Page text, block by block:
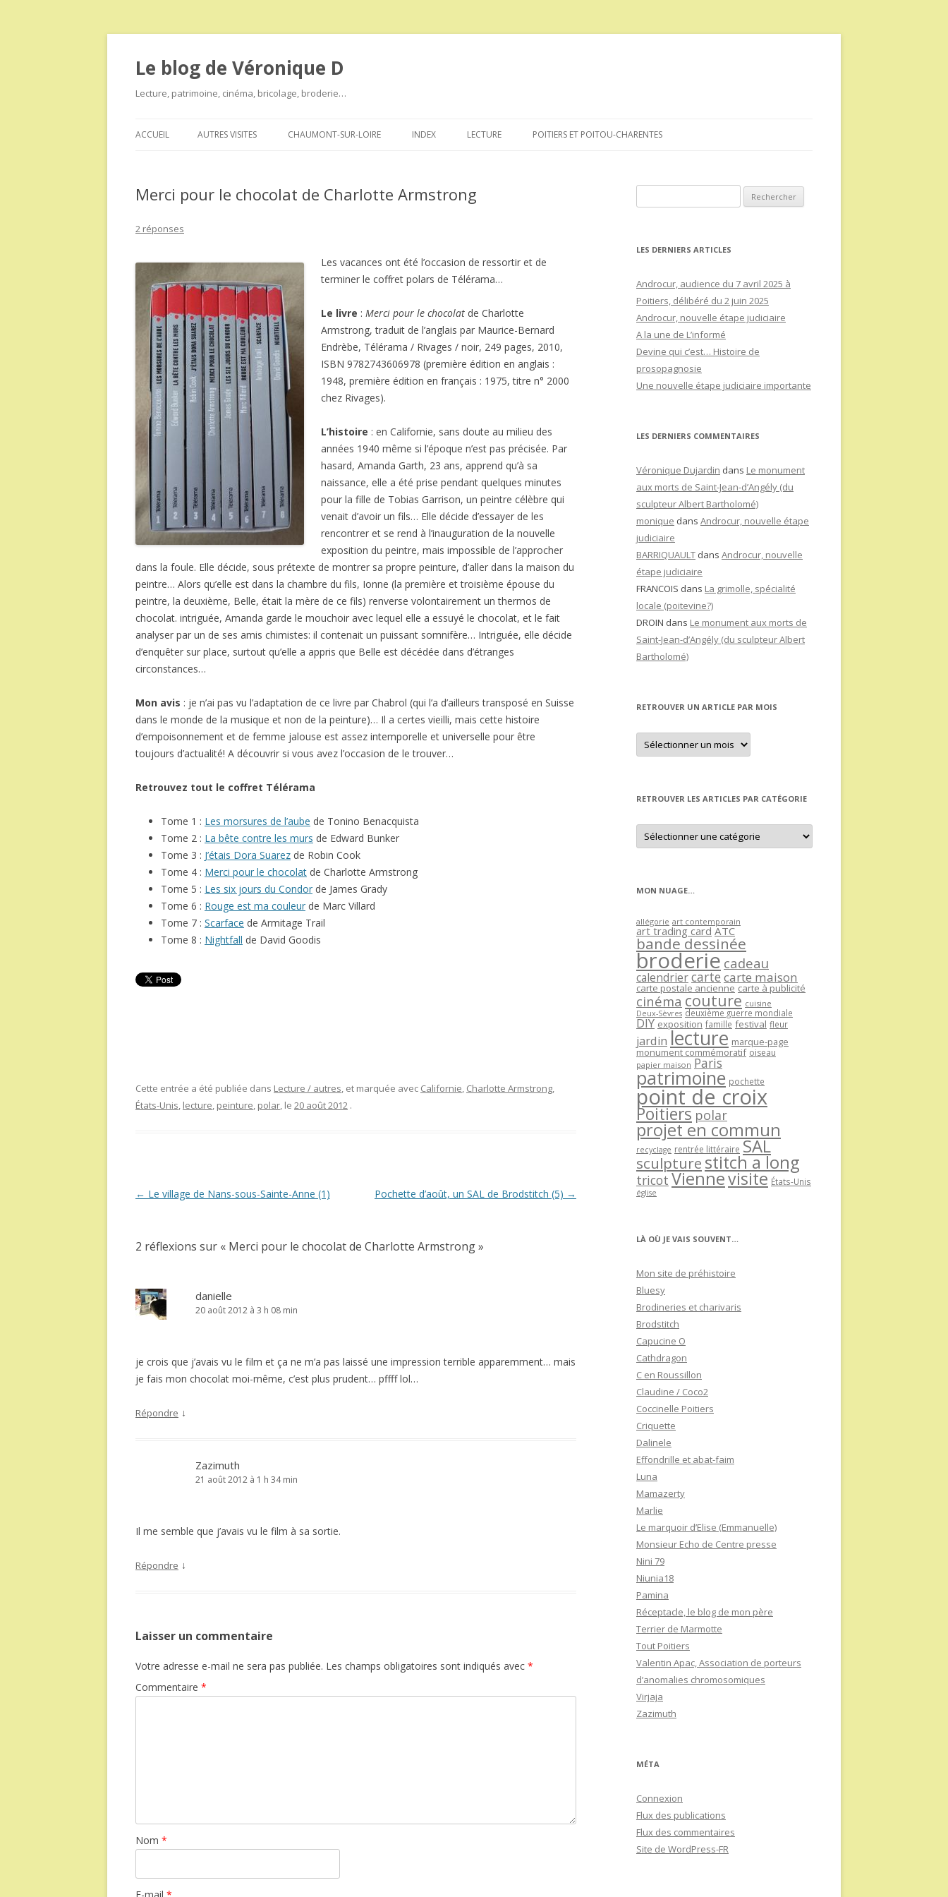
Le blog de Véronique D
Lecture, patrimoine, cinéma, bricolage, broderie…
au
ACCUEIL AUTRES VISITES CHAUMONT-SUR-LOIRE INDEX LECTURE POITIERS ET POITOU-CHARENTES
Merci pour le chocolat de Charlotte Armstrong
2 réponses
Les vacances ont été l’occasion de ressortir et de
terminer le coffret polars de Télérama…
Le livre : Merci pour le chocolat de Charlotte
Armstrong, traduit de l’anglais par Maurice-Bernard
Endrèbe, Télérama / Rivages / noir, 249 pages, 2010,
ISBN 9782743606978 (première édition en anglais :
1948, première édition en français : 1975, titre n° 2000
chez Rivages).
L’histoire : en Californie, sans doute au milieu des
années 1940 même si l’époque n’est pas précisée. Par
hasard, Amanda Garth, 23 ans, apprend qu’à sa
naissance, elle a été prise pendant quelques minutes
pour la fille de Tobias Garrison, un peintre célèbre qui
venait d’avoir un fils… Elle décide d’essayer de les
rencontrer et se rend à l’inauguration de la nouvelle
exposition du peintre, mais impossible de l’approcher
dans la foule. Elle décide, sous prétexte de montrer sa propre peinture, d’aller dans la maison du
peintre… Alors qu’elle est dans la chambre du fils, Ionne (la première et troisième épouse du
peintre, la deuxième, Belle, était la mère de ce fils) renverse volontairement un thermos de
chocolat. intriguée, Amanda garde le mouchoir avec lequel elle a essuyé le chocolat, et le fait
analyser par un de ses amis chimistes: il contenait un puissant somnifère… Intriguée, elle décide
d’enquêter sur place, surtout qu’elle a appris que Belle est décédée dans d’étranges
circonstances…
Mon avis : je n’ai pas vu l’adaptation de ce livre par Chabrol (qui l’a d’ailleurs transposé en Suisse
dans le monde de la musique et non de la peinture)… Il a certes vieilli, mais cette histoire
d’empoisonnement et de femme jalouse est assez intemporelle et universelle pour être
toujours d’actualité! A découvrir si vous avez l’occasion de le trouver…
Retrouvez tout le coffret Télérama
Tome 1 : Les morsures de l’aube de Tonino Benacquista
Tome 2 : La bête contre les murs de Edward Bunker
Tome 3 : J’étais Dora Suarez de Robin Cook
Tome 4 : Merci pour le chocolat de Charlotte Armstrong
Tome 5 : Les six jours du Condor de James Grady
Tome 6 : Rouge est ma couleur de Marc Villard
Tome 7 : Scarface de Armitage Trail
Tome 8 : Nightfall de David Goodis
Cette entrée a été publiée dans Lecture / autres, et marquée avec Californie, Charlotte Armstrong,
États-Unis, lecture, peinture, polar, le 20 août 2012 .
Navigation
← Le village de Nans-sous-Sainte-Anne (1) Pochette d’août, un SAL de Brodstitch (5) →
2 réflexions sur « Merci pour le chocolat de Charlotte Armstrong»
danielle
20 août 2012 à 3 h 08 min
je crois que j’avais vu le film et ça ne m’a pas laissé une impression terrible apparemment… mais
je fais mon chocolat moi-même, c’est plus prudent… pffff lol…
Répondre ↓
Zazimuth
21 août 2012 à 1 h 34 min
Il me semble que j’avais vu le film à sa sortie.
Répondre ↓
Laisser un commentaire
Votre adresse e-mail ne sera pas publiée. Les champs obligatoires sont indiqués avec *
Commentaire *
Nom *
LES DERNIERS ARTICLES
Androcur, audience du 7 avril 2025 à
Poitiers, délibéré du 2 juin 2025
Androcur, nouvelle étape judiciaire
A la une de L’informé
Devine qui c’est… Histoire de
prosopagnosie
Une nouvelle étape judiciaire importante
LES DERNIERS COMMENTAIRES
Véronique Dujardin dans Le monument
aux morts de Saint-Jean-d’Angély (du
sculpteur Albert Bartholomé)
monique dans Androcur, nouvelle étape
judiciaire
BARRIQUAULT dans Androcur, nouvelle
étape judiciaire
FRANCOIS dans La grimolle, spécialité
locale (poitevine?)
DROIN dans Le monument aux morts de
Saint-Jean-d’Angély (du sculpteur Albert
Bartholomé)
RETROUVER UN ARTICLE PAR MOIS
Retrouver
un
article
RETROUVER LES ARTICLES PAR CATÉGORIE
Retrouver
les
articles
MON NUAGE…
allégorie art contemporain
art trading card ATC
bande dessinée
broderie cadeau
calendriercartecarte maison
carte postale ancienne carte à publicité
cinéma couture cuisine
Deux-Sèvres deuxième guerre mondiale
DIY exposition famille festival fleur
jardin lecture marque-page
monument commémoratif oiseau
papier maison Paris
patrimoine pochette
point de croix
Poitiers polar
projet en commun
recyclage rentrée littéraire SAL
sculpture stitch a long
tricot Viennevisite États-Unis
église
LÀ OÙ JE VAIS SOUVENT…
Mon site de préhistoire
Bluesy
Brodineries et charivaris
Brodstitch
Capucine O
Cathdragon
C en Roussillon
Claudine / Coco2
Coccinelle Poitiers
Criquette
Dalinele
Effondrille et abat-faim
Luna
Mamazerty
Marlie
Le marquoir d’Elise (Emmanuelle)
Monsieur Echo de Centre presse
Nini 79
Niunia18
Pamina
Réceptacle, le blog de mon père
Terrier de Marmotte
Tout Poitiers
Valentin Apac, Association de porteurs
d’anomalies chromosomiques
Virjaja
Zazimuth
MÉTA
Connexion
Flux des publications
Flux des commentaires
Site de WordPress-FR